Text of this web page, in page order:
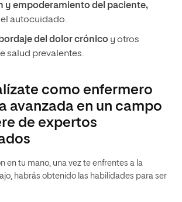
y empoderamiento del paciente,
autocuidado.
del dolor crónico y otros
salud prevalentes.
como enfermero
avanzada en un campo
de expertos
en tu mano, una vez te enfrentes a la
habrás obtenido las habilidades para ser